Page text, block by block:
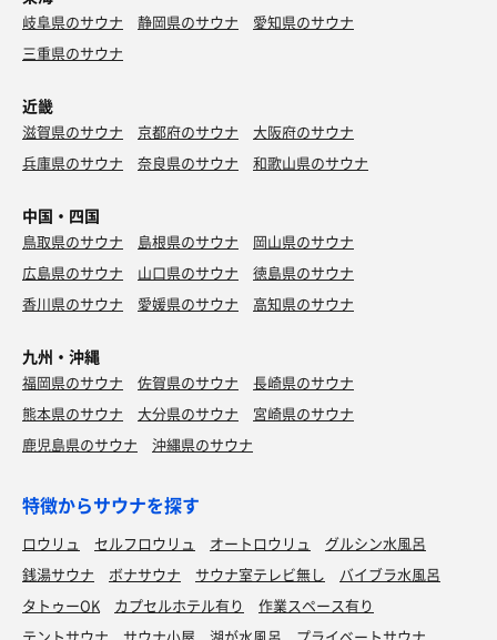
岐阜県のサウナ 静岡県のサウナ
愛知県のサウナ
三重県のサウナ
近畿
滋賀県のサウナ 京都府のサウナ
大阪府のサウナ
兵庫県のサウナ
奈良県のサウナ 和歌山県のサウナ
中国・四国
鳥取県のサウナ 島根県のサウナ
岡山県のサウナ
広島県のサウナ
山口県のサウナ
徳島県のサウナ
香川県のサウナ
愛媛県のサウナ 高知県のサウナ
九州・沖縄
福岡県のサウナ 佐賀県のサウナ
長崎県のサウナ
熊本県のサウナ
大分県のサウナ
宮崎県のサウナ
鹿児島県のサウナ
沖縄県のサウナ
特徴からサウナを探す
ロウリュ セルフロウリュ オートロウリュ
グルシン水風呂
銭湯サウナ
ボナサウナ サウナ室テレビ無し
バイブラ水風呂
タトゥーOK
カプセルホテル有り
作業スペース有り